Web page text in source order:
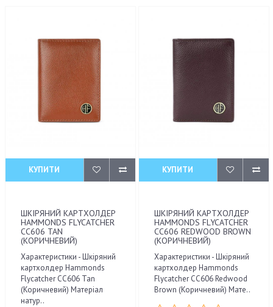
КУПИТИ
ШКІРЯНИЙ КАРТХОЛДЕР
HAMMONDS FLYCATCHER
CC606 TAN
(КОРИЧНЕВИЙ)
Характеристики - Шкіряний
картхолдер Hammonds
Flycatcher CC606 Tan
(Коричневий) Матеріал
натур..
КУПИТИ
ШКІРЯНИЙ КАРТХОЛДЕР
HAMMONDS FLYCATCHER
CC606 REDWOOD BROWN
(КОРИЧНЕВИЙ)
Характеристики - Шкіряний
картхолдер Hammonds
Flycatcher CC606 Redwood
Brown (Коричневий) Мате..